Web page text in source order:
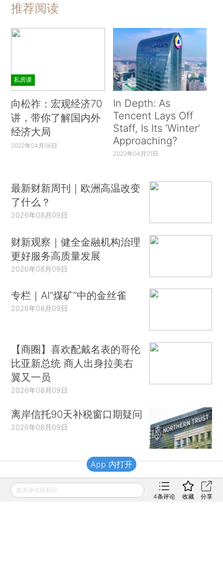
推荐阅读
私房课
向松祚：宏观经济70
讲，带你了解国内外
经济大局
2022年04月06日
In Depth: As
Tencent Lays Off
Staff, Is Its ‘Winter’
Approaching?
2022年04月01日
最新财新周刊｜欧洲高温改变
了什么？
2026年08月09日
财新观察｜健全金融机构治理
更好服务高质量发展
2026年08月09日
专栏｜AI“煤矿”中的金丝雀
2026年08月09日
【商圈】喜欢配戴名表的哥伦
比亚新总统 商人出身拉美右
翼又一员
2026年08月09日
离岸信托90天补税窗口期疑问
2026年08月09日
财新移动
发表评论得积分
4条评论 收藏 分享
App 内打开